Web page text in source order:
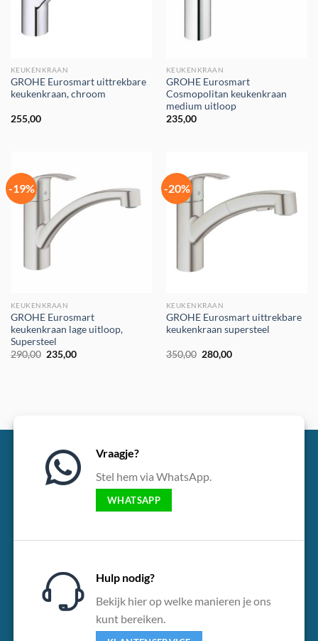
KEUKENKRAAN
GROHE Eurosmart uittrekbare
keukenkraan, chroom
255,00
KEUKENKRAAN
GROHE Eurosmart
Cosmopolitan keukenkraan
medium uitloop
235,00
-19%
KEUKENKRAAN
GROHE Eurosmart
keukenkraan lage uitloop,
Supersteel
290,00 Oorspronkelijke
prijs
235,00Huidige
-20%
KEUKENKRAAN
GROHE Eurosmart uittrekbare
keukenkraan supersteel
350,00 Oorspronkelijke
prijs
280,00Huidige
Vraagje?
Stel hem via WhatsApp.
WHATSAPP
Hulp nodig?
Bekijk hier op welke manieren je ons
kunt bereiken.